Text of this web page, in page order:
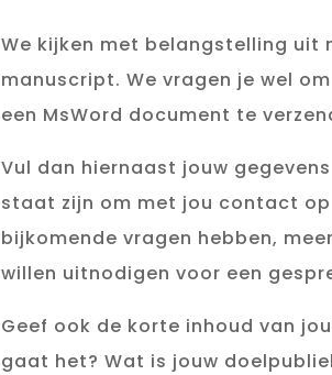
We kijken met belangstelling uit
manuscript. We vragen je wel
een MsWord document te
Vul dan hiernaast jouw
staat zijn om met jou contact
bijkomende vragen hebben,
willen uitnodigen voor een
Geef ook de korte inhoud van
gaat het? Wat is jouw